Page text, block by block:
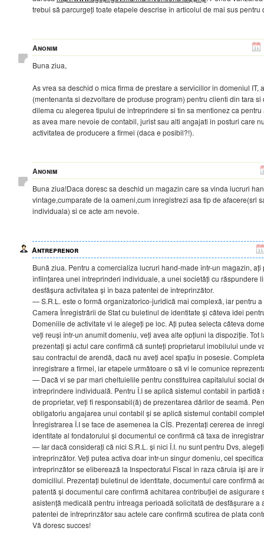
trebui să parcurgeți toate etapele descrise în articolul de mai sus pentru
Anonim
Buna ziua,
As vrea sa deschid o mica firma de prestare a serviciilor in domeniul IT,
(mentenanta si dezvoltare de produse program) pentru clienti din tara si
dilema cu alegerea tipului de intreprindere si tin sa mentionez ca
as avea mare nevoie de contabil, jurist sau alti angajati in posturi care
activitatea de producere a firmei (daca e posibil?!).
Anonim
Buna ziua!Daca doresc sa deschid un magazin care sa vinda lucruri
vintage,cumparate de la oameni,cum inregistrezi asa tip de afacere(srl
individuala) si ce acte am nevoie.
Antreprenor
Bună ziua. Pentru a comercializa lucruri hand-made într-un magazin, ați
înființarea unei întreprinderi individuale, a unei societăți cu răspundere
desfășura activitatea și în baza patentei de întreprinzător.
— S.R.L. este o formă organizatorico-juridică mai complexă, iar pentru
Camera Înregistrării de Stat cu buletinul de identitate și câteva idei
Domeniile de activitate vi le alegeți pe loc. Ați putea selecta câteva
veți reuși într-un anumit domeniu, veți avea alte opțiuni la dispoziție. Tot
prezentați și actul care confirmă că sunteți proprietarul imobilului unde
sau contractul de arendă, dacă nu aveți acel spațiu în posesie.
înregistrare a firmei, iar etapele următoare o să vi le comunice
— Dacă vi se par mari cheltuielile pentru constituirea capitalului social
întreprindere individuală. Pentru Î.I se aplică sistemul contabil în partidă
de proprietar, veți fi responsabil(ă) de prezentarea dărilor de seamă.
obligatoriu angajarea unui contabil și se aplică sistemul contabil
Înregistrarea Î.I se face de asemenea la CÎS. Prezentați cererea de
identitate al fondatorului și documentul ce confirmă că taxa de
— Iar dacă considerați că nici S.R.L. și nici Î.I. nu sunt pentru Dvs,
întreprinzător. Veți putea activa doar într-un singur domeniu, cel
întreprinzător se eliberează la Inspectoratul Fiscal în raza căruia își are
domiciliul. Prezentați buletinul de identitate, documentul care confirmă
patentă și documentul care confirmă achitarea contribuției de asigurare
asistență medicală pentru întreaga perioadă solicitată de desfășurare a
patentei de întreprinzător sau actele care confirmă scutirea de plata
Vă doresc succes!